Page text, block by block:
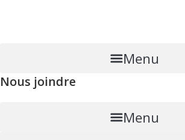
Menu
Nous joindre
Menu